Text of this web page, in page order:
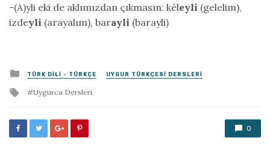
-(A)yli eki de aklımızdan çıkmasın: kéleyli (gelelim),
izdeyli (arayalım), barayli (barayli)
Posted
in
TÜRK DILI - TÜRKÇE UYGUR TÜRKÇESI DERSLERI
Tagged
with
Uygurca Dersleri
0